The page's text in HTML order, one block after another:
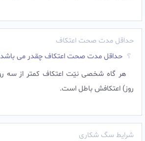
حداقل مدت صحت اعتکاف
حداقل مدت صحت اعتکاف چقدر می
هر گاه شخصى نيّت اعتكاف كمتر از سه
روز) اعتكافش باطل است.
شرایط سگ شکاری